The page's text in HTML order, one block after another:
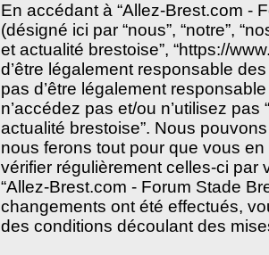
En accédant à “Allez-Brest.com -
(désigné ici par “nous”, “notre”,
et actualité brestoise”, “https://
d’être légalement responsable
pas d’être légalement
n’accédez pas et/ou n’utilisez
actualité brestoise”. Nous
nous ferons tout pour que vous
vérifier régulièrement celles-ci par
“Allez-Brest.com - Forum Stade
changements ont été effectués,
des conditions découlant des